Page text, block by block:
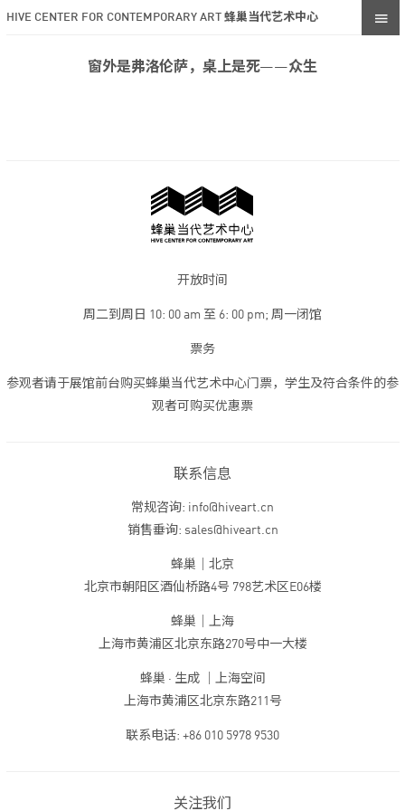
HIVE CENTER FOR CONTEMPORARY ART 蜂巢当代艺术中心
窗外是弗洛伦萨，桌上是死——众生
开放时间
周二到周日 10: 00 am 至 6: 00 pm; 周一闭馆
票务
参观者请于展馆前台购买蜂巢当代艺术中心门票，学生及符合条件的参
观者可购买优惠票
联系信息
常规咨询: info@hiveart.cn
销售垂询: sales@hiveart.cn
蜂巢｜北京
北京市朝阳区酒仙桥路4号 798艺术区E06楼
蜂巢｜上海
上海市黄浦区北京东路270号中一大楼
蜂巢 · 生成 ｜上海空间
上海市黄浦区北京东路211号
联系电话: +86 010 5978 9530
关注我们